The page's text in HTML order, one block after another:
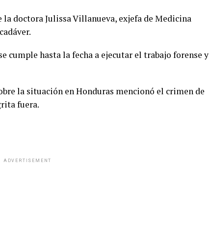
doctora Julissa Villanueva, exjefa de Medicina
cumple hasta la fecha a ejecutar el trabajo forense y
la situación en Honduras mencionó el crimen de
fuera.
ADVERTISEMENT